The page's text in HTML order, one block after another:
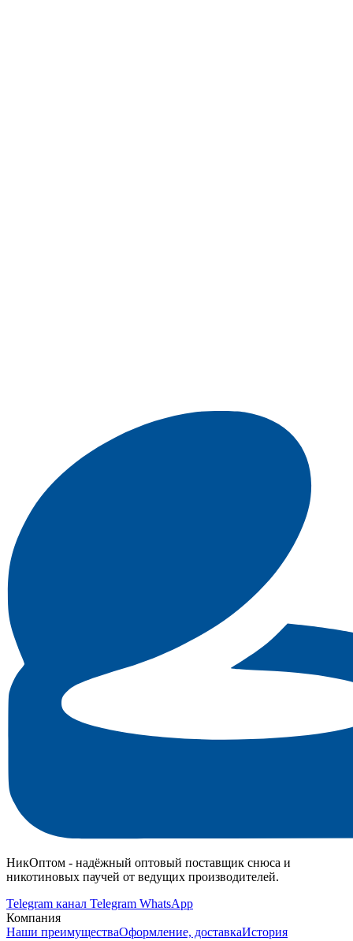
НикОптом - надёжный оптовый поставщик снюса и
никотиновых паучей от ведущих производителей.
Telegram канал Telegram WhatsApp
Компания
Наши преимуществаОформление, доставкаИстория